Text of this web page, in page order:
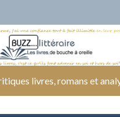
livres, romans et